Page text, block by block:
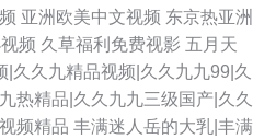
亚洲欧美中文视频 东京热亚洲
频 久草福利免费视影 五月天
|久久九精品视频|久久九九99|久
热精品|久久九九三级国产|久久
频精品 丰满迷人岳的大乳|丰满